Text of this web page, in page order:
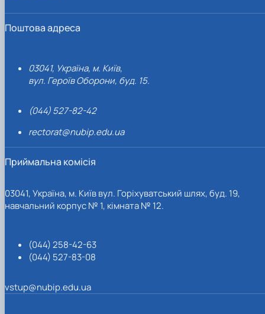
Поштова адреса
03041, Україна, м. Київ,
вул. Героїв Оборони, буд. 15.
(044) 527-82-42
rectorat@nubip.edu.ua
Приймальна комісія
03041, Україна, м. Київ вул. Горіхуватський шлях, буд. 19,
навчальний корпус № 1, кімната № 12.
(044) 258-42-63
(044) 527-83-08
vstup@nubip.edu.ua